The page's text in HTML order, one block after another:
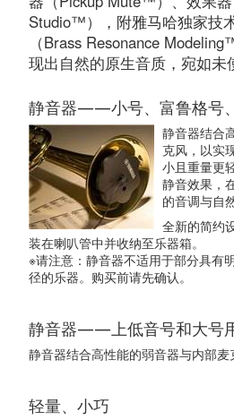
Studio™），附雅马哈独家技
（Brass Resonance
现出自然的原生音质，宛如未
静音器——小号、富鲁格号
静音器结合
克风，以实
小且重量更
静音效果，
的音调与自
全新的简约
装在喇叭管中并收纳至乐器箱。
※请注意：静音器不适用于部分具有
径的乐器。购买前请先确认。
静音器——上低音号和大号
静音器结合高性能的弱音器与内部麦
轻量、小巧